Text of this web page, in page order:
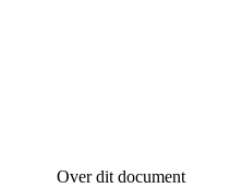
Over dit document